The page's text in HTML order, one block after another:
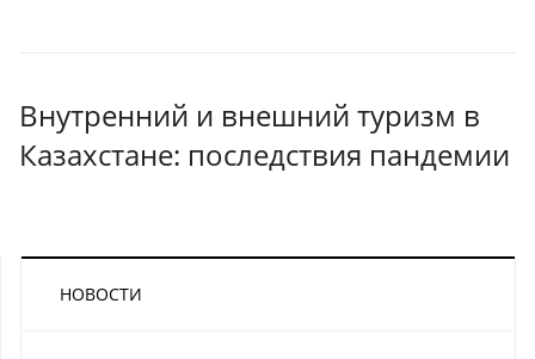
Внутренний и внешний туризм в
Казахстане: последствия пандемии
НОВОСТИ